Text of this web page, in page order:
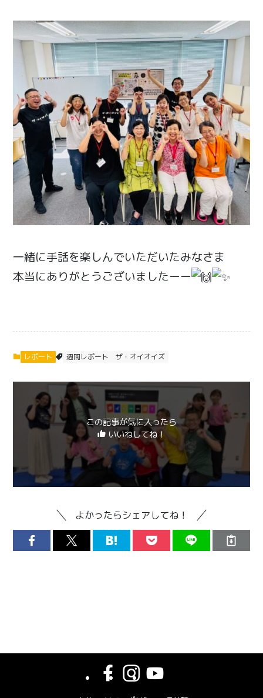
一緒に手話を楽しんでいただいたみなさま
本当にありがとうございましたーー
レポート 週間レポート ザ・オイオイズ
この記事が気に入ったら
いいねしてね！
よかったらシェアしてね！